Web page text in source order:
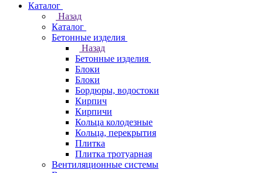
Каталог
Назад
Каталог
Бетонные изделия
Назад
Бетонные изделия
Блоки
Блоки
Бордюры, водостоки
Кирпич
Кирпичи
Кольца колодезные
Кольца, перекрытия
Плитка
Плитка тротуарная
Вентиляционные системы